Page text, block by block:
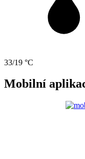
33/19 °C
Mobilní